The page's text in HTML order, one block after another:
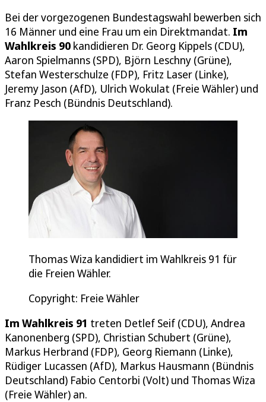
Bei der vorgezogenen Bundestagswahl bewerben sich
16 Männer und eine Frau um ein Direktmandat. Im
Wahlkreis 90 kandidieren Dr. Georg Kippels (CDU),
Aaron Spielmanns (SPD), Björn Leschny (Grüne),
Stefan Westerschulze (FDP), Fritz Laser (Linke),
Jeremy Jason (AfD), Ulrich Wokulat (Freie Wähler) und
Franz Pesch (Bündnis Deutschland).
Thomas Wiza kandidiert im Wahlkreis 91 für
die Freien Wähler.
Copyright: Freie Wähler
Im Wahlkreis 91 treten Detlef Seif (CDU), Andrea
Kanonenberg (SPD), Christian Schubert (Grüne),
Markus Herbrand (FDP), Georg Riemann (Linke),
Rüdiger Lucassen (AfD), Markus Hausmann (Bündnis
Deutschland) Fabio Centorbi (Volt) und Thomas Wiza
(Freie Wähler) an.